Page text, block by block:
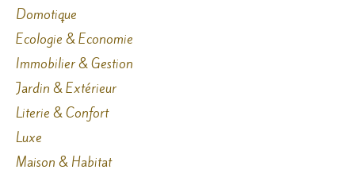
Domotique
Ecologie & Economie
Immobilier & Gestion
Jardin & Extérieur
Literie & Confort
Luxe
Maison & Habitat